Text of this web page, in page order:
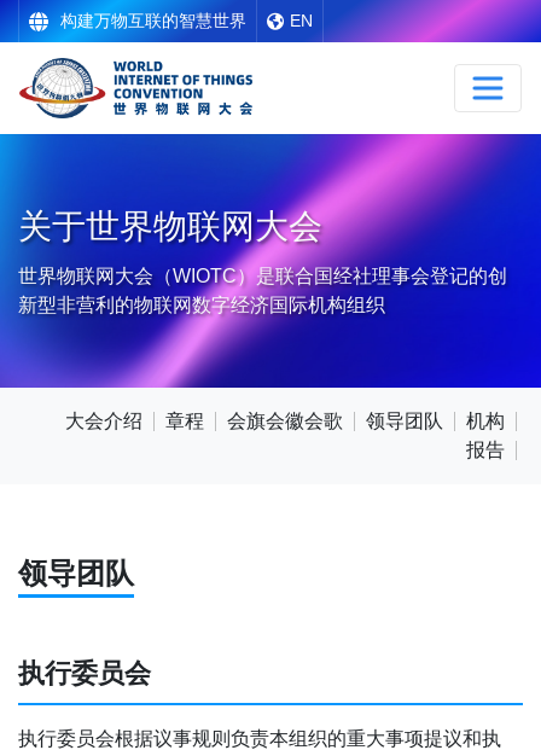
构建万物互联的智慧世界 EN
关于世界物联网大会
世界物联网大会（WIOTC）是联合国经社理事会登记的创
新型非营利的物联网数字经济国际机构组织
大会介绍 章程 会旗会徽会歌 领导团队
机构
报告
领导团队
执行委员会
执行委员会根据议事规则负责本组织的重大事项提议和执